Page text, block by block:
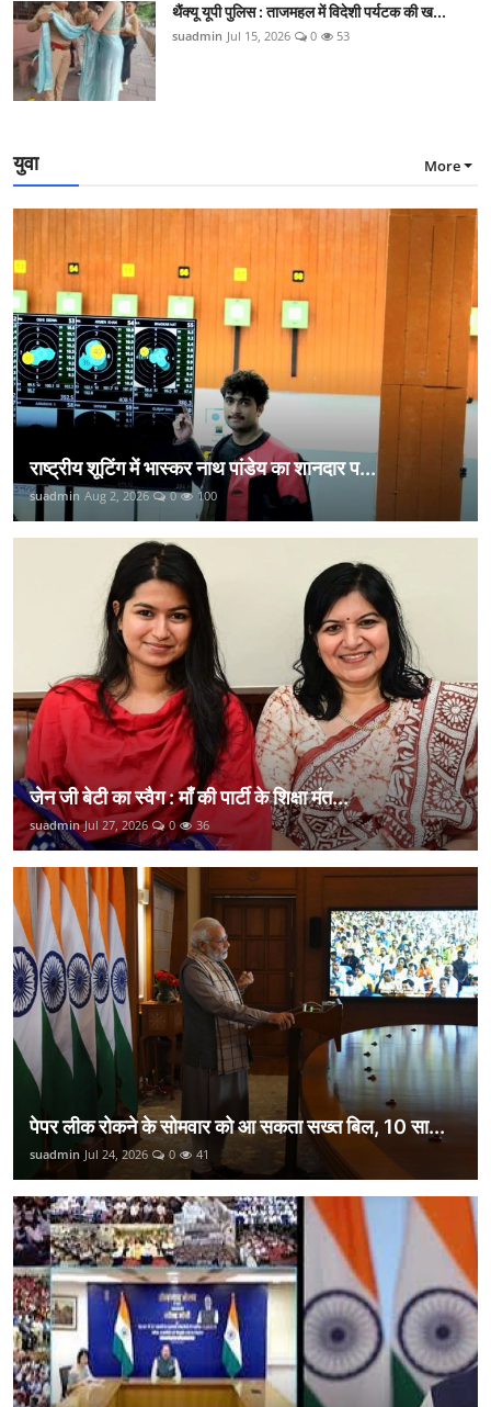
थैंक्यू यूपी पुलिस : ताजमहल में विदेशी पर्यटक की ख...
suadmin Jul 15, 2026 0 53
युवा More
राष्ट्रीय शूटिंग में भास्कर नाथ पांडेय का शानदार प...
suadmin Aug 2, 2026 0 100
जेन जी बेटी का स्वैग : माँ की पार्टी के शिक्षा मंत...
suadmin Jul 27, 2026 0 36
पेपर लीक रोकने के सोमवार को आ सकता सख्त बिल, 10 सा...
suadmin Jul 24, 2026 0 41